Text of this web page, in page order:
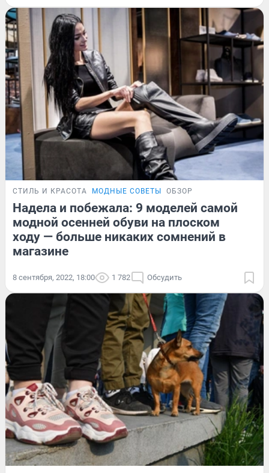
СТИЛЬ И КРАСОТА МОДНЫЕ СОВЕТЫ ОБЗОР
Надела и побежала: 9 моделей самой
модной осенней обуви на плоском
ходу — больше никаких сомнений в
магазине
8 сентября, 2022, 18:00 1 782 Обсудить